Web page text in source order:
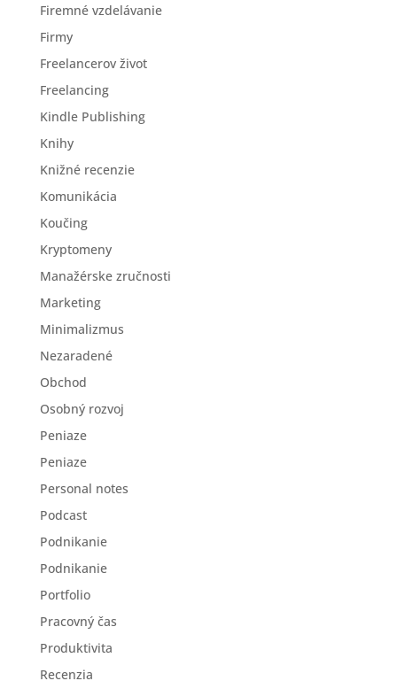
Firemné vzdelávanie
Firmy
Freelancerov život
Freelancing
Kindle Publishing
Knihy
Knižné recenzie
Komunikácia
Koučing
Kryptomeny
Manažérske zručnosti
Marketing
Minimalizmus
Nezaradené
Obchod
Osobný rozvoj
Peniaze
Peniaze
Personal notes
Podcast
Podnikanie
Podnikanie
Portfolio
Pracovný čas
Produktivita
Recenzia